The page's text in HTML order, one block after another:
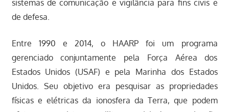
sistemas de comunicação e vigilância para fins civis e
de defesa.
Entre 1990 e 2014, o HAARP foi um programa
gerenciado conjuntamente pela Força Aérea dos
Estados Unidos (USAF) e pela Marinha dos Estados
Unidos. Seu objetivo era pesquisar as propriedades
físicas e elétricas da ionosfera da Terra, que podem